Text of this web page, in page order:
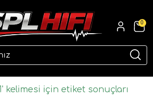
0
kelimesi için etiket sonuçları